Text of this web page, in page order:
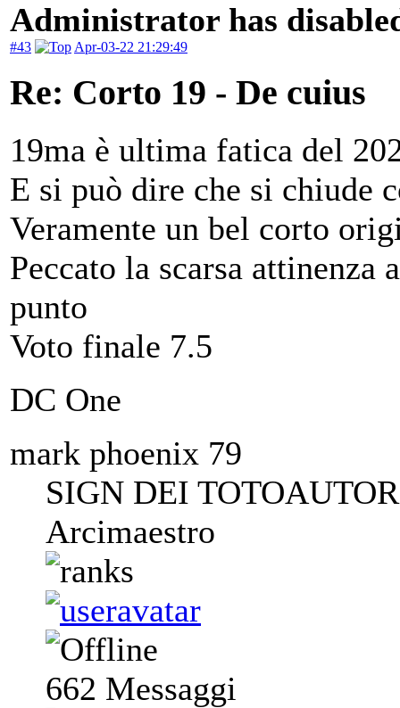
Administrator has
#43 Apr-03-22 21:29:49
Re: Corto 19 - De cuius
19ma è ultima fatica del
E si può dire che si chiude
Veramente un bel corto
Peccato la scarsa attinenza
punto
Voto finale 7.5
DC One
mark phoenix 79
SIGN DEI
Arcimaestro
662 Messaggi